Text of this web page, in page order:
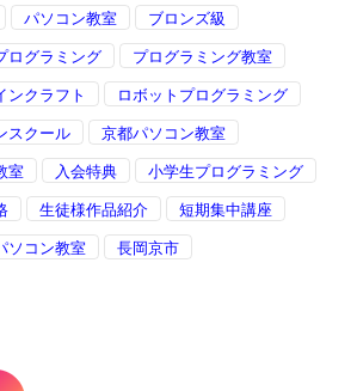
パソコン教室 ブロンズ級
ログラミング プログラミング教室
ンクラフト ロボットプログラミング
スクール 京都パソコン教室
室 入会特典 小学生プログラミング
生徒様作品紹介 短期集中講座
ソコン教室 長岡京市